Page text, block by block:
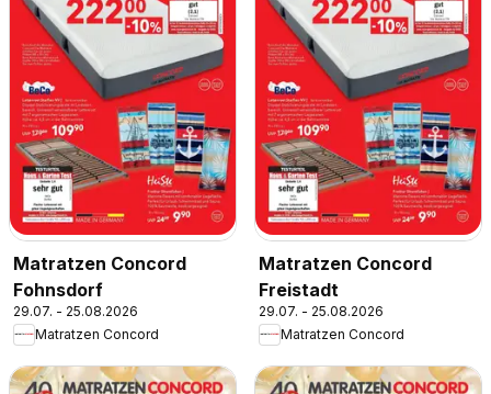
Matratzen Concord
Fohnsdorf
29.07. - 25.08.2026
Matratzen Concord
Matratzen Concord
Freistadt
29.07. - 25.08.2026
Matratzen Concord